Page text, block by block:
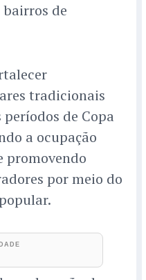
de
tradicionais
de Copa
a ocupação
promovendo
por meio do